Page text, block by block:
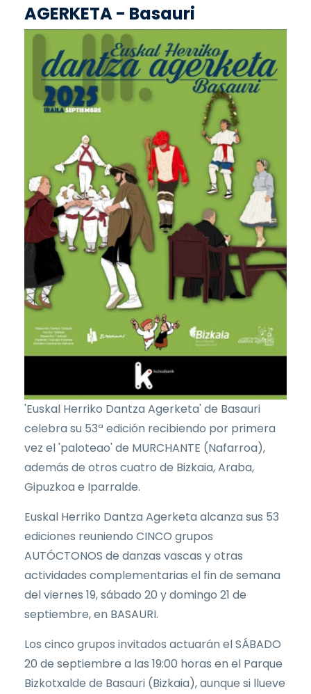
AGERKETA - Basauri
'Euskal Herriko Dantza Agerketa' de Basauri
celebra su 53ª edición recibiendo por primera
vez el 'paloteao' de MURCHANTE (Nafarroa),
además de otros cuatro de Bizkaia, Araba,
Gipuzkoa e Iparralde.
Euskal Herriko Dantza Agerketa alcanza sus 53
ediciones reuniendo CINCO grupos
AUTÓCTONOS de danzas vascas y otras
actividades complementarias el fin de semana
del viernes 19, sábado 20 y domingo 21 de
septiembre, en BASAURI.
Los cinco grupos invitados actuarán el SÁBADO
20 de septiembre a las 19:00 horas en el Parque
Bizkotxalde de Basauri (Bizkaia), aunque si llueve